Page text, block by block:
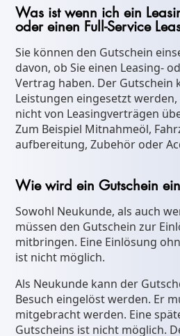
Was ist wenn ich ein
oder einen Full-Service
Sie können den Gutschein
davon, ob Sie einen Leasing-
Vertrag haben. Der Gutschein
Leistungen eingesetzt
nicht von Leasingverträgen
Zum Beispiel Mitnahmeöl,
aufbereitung, Zubehör oder
Wie wird ein Gutschein
Sowohl Neukunde, als auch
müssen den Gutschein zur
mitbringen. Eine Einlösung
ist nicht möglich.
Als Neukunde kann der
Besuch eingelöst werden. Er
mitgebracht werden. Eine
Gutscheins ist nicht möglich.